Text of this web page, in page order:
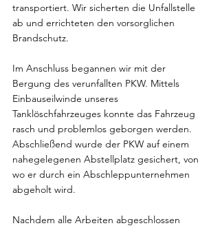
transportiert. Wir sicherten die Unfallstelle
ab und errichteten den vorsorglichen
Brandschutz.
Im Anschluss begannen wir mit der
Bergung des verunfallten PKW. Mittels
Einbauseilwinde unseres
Tanklöschfahrzeuges konnte das Fahrzeug
rasch und problemlos geborgen werden.
Abschließend wurde der PKW auf einem
nahegelegenen Abstellplatz gesichert, von
wo er durch ein Abschleppunternehmen
abgeholt wird.
Nachdem alle Arbeiten abgeschlossen